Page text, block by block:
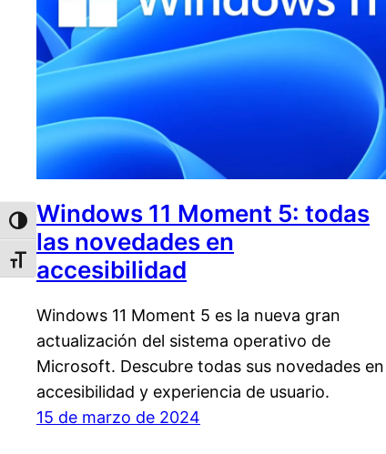
Alternar alto contraste
Alternar tamaño de letra
Windows 11 Moment 5: todas
las novedades en
accesibilidad
Windows 11 Moment 5 es la nueva gran
actualización del sistema operativo de
Microsoft. Descubre todas sus novedades en
accesibilidad y experiencia de usuario.
15 de marzo de 2024